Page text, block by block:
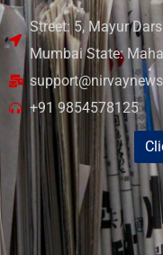
Street: 5, Mayur
Mumbai State:
+91 9854578125